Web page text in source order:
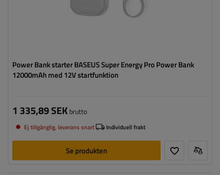
Power Bank starter BASEUS Super Energy Pro Power Bank
12000mAh med 12V startfunktion
1 335,89 SEKbrutto
Ej tillgänglig, leverans snart Individuell frakt
Se produkten